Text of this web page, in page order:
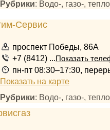
Рубрики: Водо-, газо-,
проспект Победы, 86А
+7 (8412) ...Показать
пн-пт 08:30–17:30,
Показать на карте
Рубрики: Водо-, газо-,